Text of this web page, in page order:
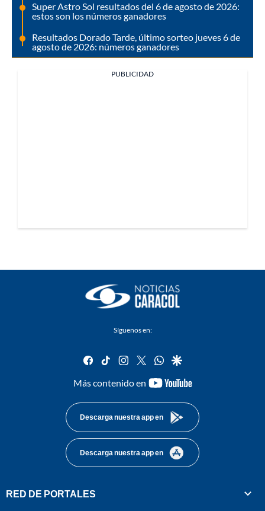
Super Astro Sol resultados del 6 de agosto de 2026:
estos son los números ganadores
Resultados Dorado Tarde, último sorteo jueves 6 de
agosto de 2026: números ganadores
PUBLICIDAD
Síguenos en:
facebook
tiktok instagram
twitterwhatsapp
google
Más contenido en
youtube-
Descarga nuestra app en
Descarga nuestra app en
RED DE PORTALES